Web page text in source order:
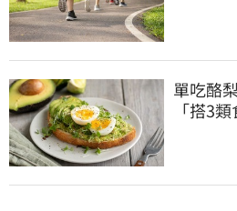
單吃酪
「搭3